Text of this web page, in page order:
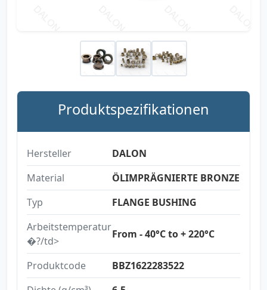
Produktspezifikationen
Hersteller
DALON
Material
ÖLIMPRÄGNIERTE BRONZE
Typ
FLANGE BUSHING
Arbeitstemperatur
�?/td>
From - 40°C to + 220°C
Produktcode
BBZ1622283522